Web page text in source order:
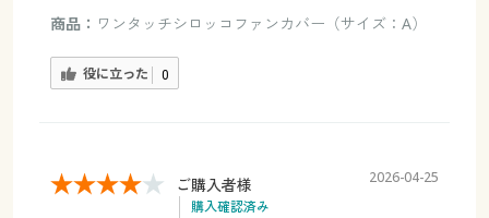
商品： ワンタッチシロッコファンカバー（サイズ：A）
役に立った 0
ご購入者様
購入確認済み
2026-04-25